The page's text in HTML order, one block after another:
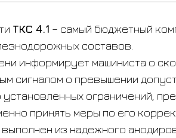
ТКС 4.1 – самый бюджетный
составов.
информирует машиниста о
сигналом о превышении
ограничений,
принять меры по его
из надежного